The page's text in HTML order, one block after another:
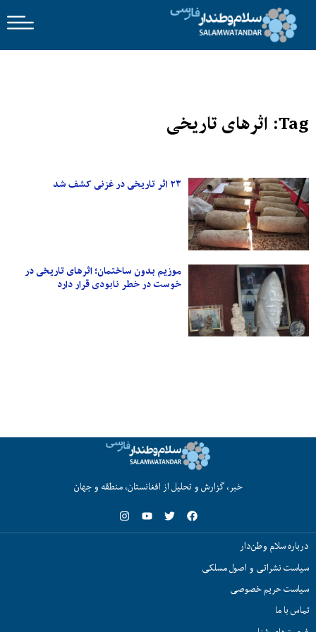
Tag: اثرهای تاریخی
۲۳ اثر تاریخی در غزنی کشف شد
موزیم بدون ساختمان؛ اثرهای تاریخی در
خوست در خطر نابودی قرار دارد
خبر، گزارش و تحلیل از افغانستان، منطقه و جهان
درباره سلام وطن‌دار
سیاست نشراتی و اصول مسلکی
سیاست حریم خصوصی
تماس با ما